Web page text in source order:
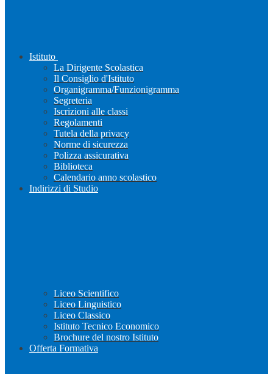
Istituto
La Dirigente Scolastica
Il Consiglio d'Istituto
Organigramma/Funzionigramma
Segreteria
Iscrizioni alle classi
Regolamenti
Tutela della privacy
Norme di sicurezza
Polizza assicurativa
Biblioteca
Calendario anno scolastico
Indirizzi di Studio
Liceo Scientifico
Liceo Linguistico
Liceo Classico
Istituto Tecnico Economico
Brochure del nostro Istituto
Offerta Formativa